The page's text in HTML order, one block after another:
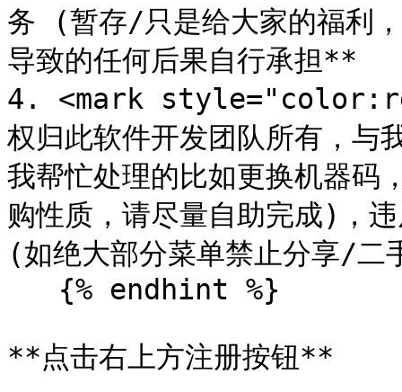
务 (暂存/只是给大家的福利
导致的任何后果自行承担**
4. <mark
权归此软件开发团队所有，
我帮忙处理的比如更换机器码
购性质，请尽量自助完成)，
(如绝大部分菜单禁止分享/
**点击右上方注册按钮**